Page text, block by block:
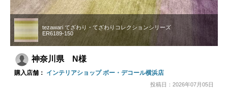
tezawari てざわり・てざわりコレクションシリーズ
ER6189-150
神奈川県 N様
購入店舗： インテリアショップ ボー・デコール横浜店
投稿日：2026年07月05日